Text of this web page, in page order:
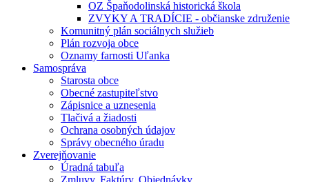
OZ Špaňodolinská historická škola
ZVYKY A TRADÍCIE - občianske združenie
Komunitný plán sociálnych služieb
Plán rozvoja obce
Oznamy farnosti Uľanka
Samospráva
Starosta obce
Obecné zastupiteľstvo
Zápisnice a uznesenia
Tlačivá a žiadosti
Ochrana osobných údajov
Správy obecného úradu
Zverejňovanie
Úradná tabuľa
Zmluvy, Faktúry, Objednávky